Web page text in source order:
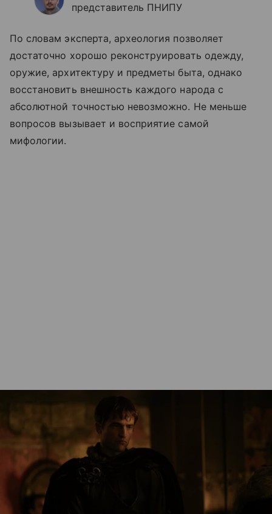
представитель ПНИПУ
По словам эксперта, археология позволяет
достаточно хорошо реконструировать одежду,
оружие, архитектуру и предметы быта, однако
восстановить внешность каждого народа с
абсолютной точностью невозможно. Не меньше
вопросов вызывает и восприятие самой
мифологии.